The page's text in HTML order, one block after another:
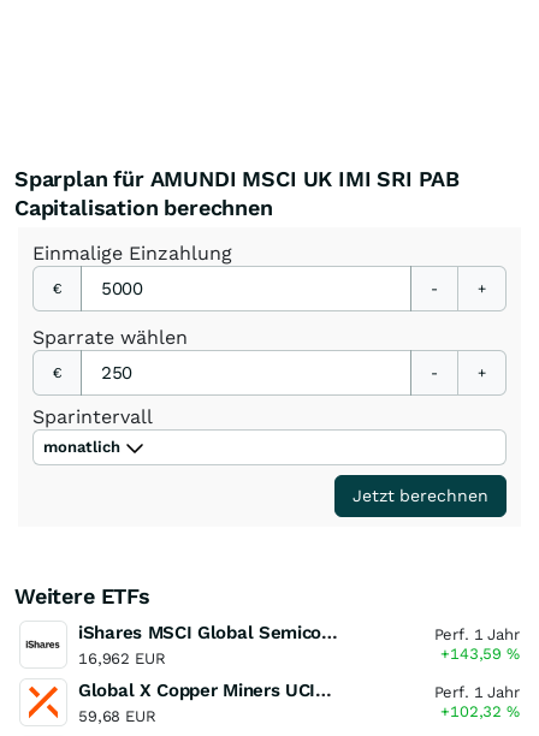
Sparplan für AMUNDI MSCI UK IMI SRI PAB
Capitalisation berechnen
Einmalige Einzahlung
€ - +
Sparrate wählen
€ - +
Sparintervall
monatlich
Jetzt berechnen
Weitere ETFs
iShares MSCI Global Semiconductors UCITS ETF USD (Acc)
16,962 EUR
Perf. 1 Jahr
+143,59%
Global X Copper Miners UCITS ETF USD Acc
59,68 EUR
Perf. 1 Jahr
+102,32%